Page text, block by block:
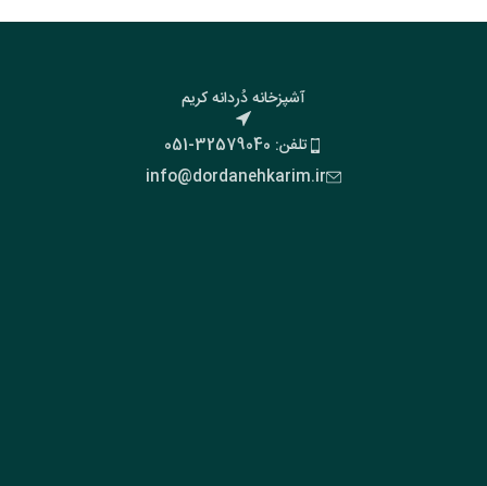
آشپزخانه دُردانه کریم
تلفن: 32579040-051
info@dordanehkarim.ir